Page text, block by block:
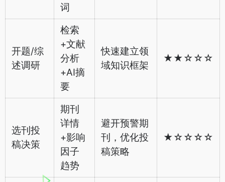
词
开题/综
述调研
检索
+文献
分析
+AI摘
要
快速建立领
域知识框架
★★☆☆☆
选刊投
稿决策
期刊
详情
+影响
因子
趋势
避开预警期
刊，优化投
稿策略
★☆☆☆☆